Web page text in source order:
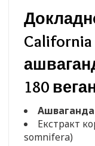
180
Ашваганда
Екстракт
somnifera)